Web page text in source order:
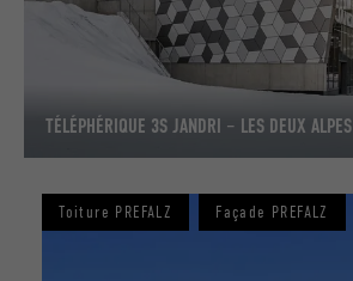
TÉLÉPHÉRIQUE 3S JANDRI – LES DEUX ALPES
Toiture PREFALZ Façade PREFALZ